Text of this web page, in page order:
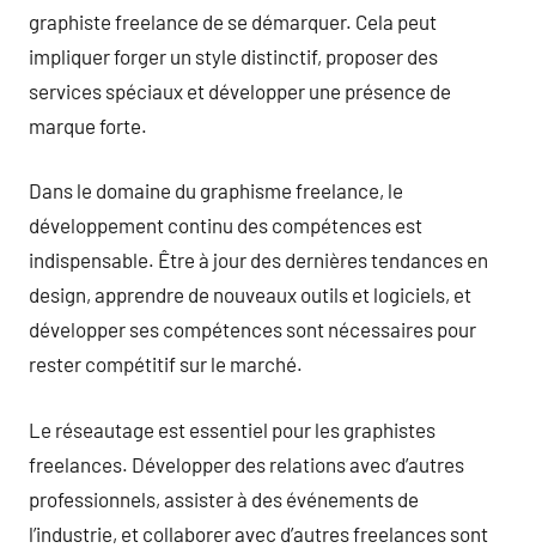
graphiste freelance de se démarquer. Cela peut
impliquer forger un style distinctif, proposer des
services spéciaux et développer une présence de
marque forte.
Dans le domaine du graphisme freelance, le
développement continu des compétences est
indispensable. Être à jour des dernières tendances en
design, apprendre de nouveaux outils et logiciels, et
développer ses compétences sont nécessaires pour
rester compétitif sur le marché.
Le réseautage est essentiel pour les graphistes
freelances. Développer des relations avec d’autres
professionnels, assister à des événements de
l’industrie, et collaborer avec d’autres freelances sont